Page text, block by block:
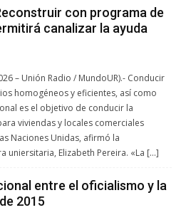
con programa de
canalizar la ayuda
– Unión Radio / MundoUR).- Conducir
homogéneos y eficientes, así como
es el objetivo de conducir la
viviendas y locales comerciales
Naciones Unidas, afirmó la
uniersitaria, Elizabeth Pereira. «La […]
entre el oficialismo y la
2015